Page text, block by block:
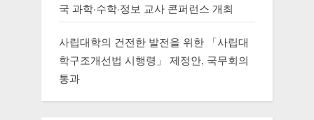
국 과학·수학·정보 교사 콘퍼런스 개최
사립대학의 건전한 발전을 위한 「사립대
학구조개선법 시행령」 제정안, 국무회의
통과